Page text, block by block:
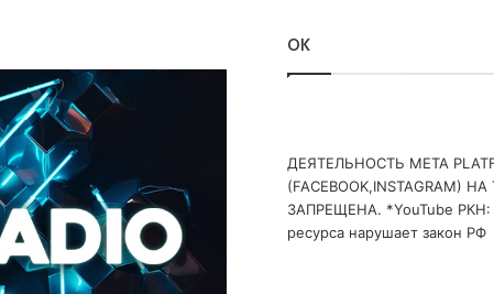
OK
ДЕЯТЕЛЬНОСТЬ МЕТА
(FACEBOOK,INSTAGRAM)
ЗАПРЕЩЕНА. *YouTube РКН:
ресурса нарушает закон РФ